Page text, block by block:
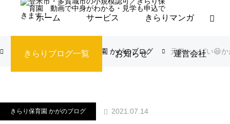
ホーム サービス きらりマンガ
きらりブログ一覧 お知らせ 運営会社
ブログ きらり保育園 かがのブログ 元気いっぱい😆か
きらり保育園 かがのブログ 2021.07.14